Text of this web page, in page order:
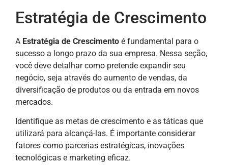
Estratégia de Crescimento
A Estratégia de Crescimento é fundamental para o
sucesso a longo prazo da sua empresa. Nessa seção,
você deve detalhar como pretende expandir seu
negócio, seja através do aumento de vendas, da
diversificação de produtos ou da entrada em novos
mercados.
Identifique as metas de crescimento e as táticas que
utilizará para alcançá-las. É importante considerar
fatores como parcerias estratégicas, inovações
tecnológicas e marketing eficaz.